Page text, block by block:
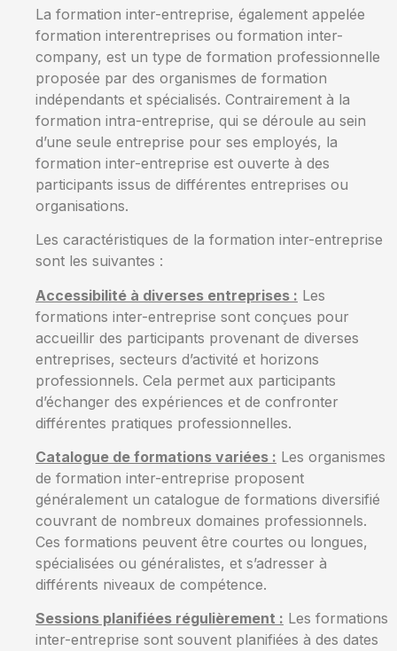
La formation inter-entreprise, également appelée
formation interentreprises ou formation inter-
company, est un type de formation professionnelle
proposée par des organismes de formation
indépendants et spécialisés. Contrairement à la
formation intra-entreprise, qui se déroule au sein
d’une seule entreprise pour ses employés, la
formation inter-entreprise est ouverte à des
participants issus de différentes entreprises ou
organisations.
Les caractéristiques de la formation inter-entreprise
sont les suivantes :
Accessibilité à diverses entreprises : Les
formations inter-entreprise sont conçues pour
accueillir des participants provenant de diverses
entreprises, secteurs d’activité et horizons
professionnels. Cela permet aux participants
d’échanger des expériences et de confronter
différentes pratiques professionnelles.
Catalogue de formations variées : Les organismes
de formation inter-entreprise proposent
généralement un catalogue de formations diversifié
couvrant de nombreux domaines professionnels.
Ces formations peuvent être courtes ou longues,
spécialisées ou généralistes, et s’adresser à
différents niveaux de compétence.
Sessions planifiées régulièrement : Les formations
inter-entreprise sont souvent planifiées à des dates